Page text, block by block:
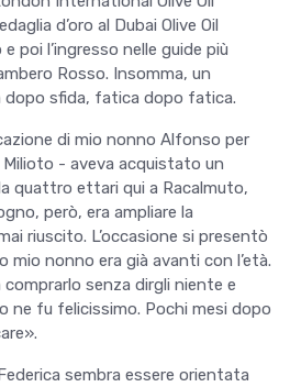
d’oro al Dubai Olive Oil
poi l’ingresso nelle guide più
Rosso. Insomma, un
sfida, fatica dopo fatica.
di mio nonno Alfonso per
Milioto - aveva acquistato un
quattro ettari qui a Racalmuto,
però, era ampliare la
riuscito. L’occasione si presentò
mio nonno era già avanti con l’età.
senza dirgli niente e
ne fu felicissimo. Pochi mesi dopo
sembra essere orientata